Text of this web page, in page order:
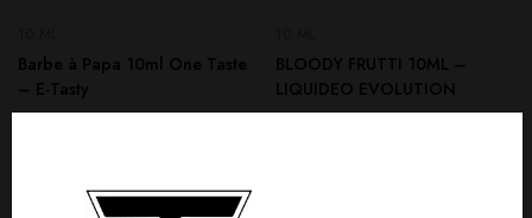
Barbe à Papa 10ml One Taste
– E-Tasty
4,90€
BLOODY FRUTTI 10ML –
LIQUIDEO EVOLUTION
4,90€